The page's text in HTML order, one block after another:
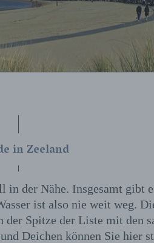
in Zeeland
in der Nähe. Insgesamt gibt
ist also nie weit weg.
der Spitze der Liste mit den
Deichen können Sie hier